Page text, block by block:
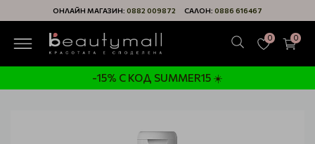
ОНЛАЙН МАГАЗИН: 0882 009872 САЛОН: 0886 616467
0 0
-15% С КОД SUMMER15 ☀️